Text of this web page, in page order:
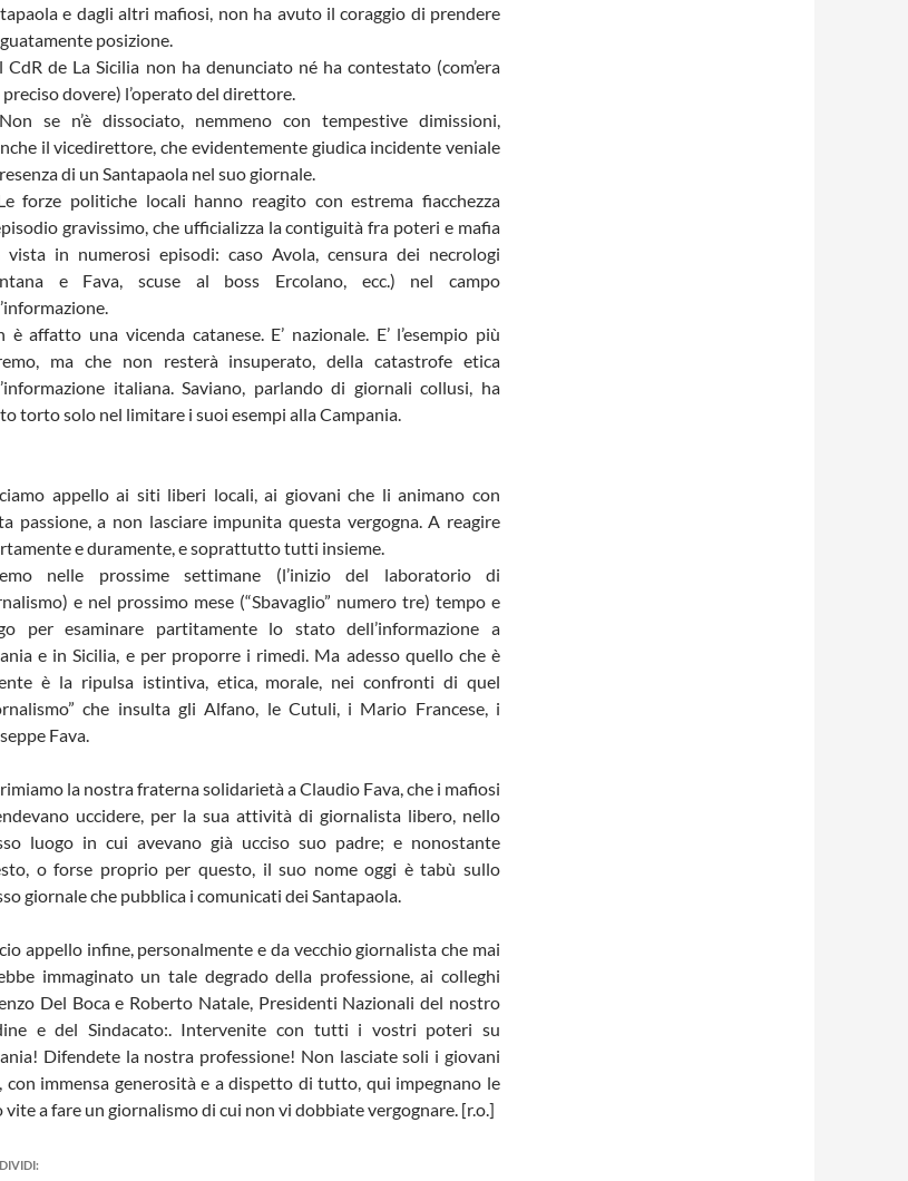
e dagli altri mafiosi, non ha avuto il coraggio di prendere
posizione.
CdR de La Sicilia non ha denunciato né ha contestato (com’era
preciso dovere) l’operato del direttore.
se n’è dissociato, nemmeno con tempestive dimissioni,
il vicedirettore, che evidentemente giudica incidente veniale
di un Santapaola nel suo giornale.
forze politiche locali hanno reagito con estrema fiacchezza
gravissimo, che ufficializza la contiguità fra poteri e mafia
vista in numerosi episodi: caso Avola, censura dei necrologi
e Fava, scuse al boss Ercolano, ecc.) nel campo
è affatto una vicenda catanese. E’ nazionale. E’ l’esempio più
ma che non resterà insuperato, della catastrofe etica
italiana. Saviano, parlando di giornali collusi, ha
torto solo nel limitare i suoi esempi alla Campania.
appello ai siti liberi locali, ai giovani che li animano con
passione, a non lasciare impunita questa vergogna. A reagire
e duramente, e soprattutto tutti insieme.
nelle prossime settimane (l’inizio del laboratorio di
e nel prossimo mese (“Sbavaglio” numero tre) tempo e
per esaminare partitamente lo stato dell’informazione a
e in Sicilia, e per proporre i rimedi. Ma adesso quello che è
è la ripulsa istintiva, etica, morale, nei confronti di quel
che insulta gli Alfano, le Cutuli, i Mario Francese, i
Fava.
la nostra fraterna solidarietà a Claudio Fava, che i mafiosi
uccidere, per la sua attività di giornalista libero, nello
luogo in cui avevano già ucciso suo padre; e nonostante
o forse proprio per questo, il suo nome oggi è tabù sullo
giornale che pubblica i comunicati dei Santapaola.
appello infine, personalmente e da vecchio giornalista che mai
immaginato un tale degrado della professione, ai colleghi
Del Boca e Roberto Natale, Presidenti Nazionali del nostro
e del Sindacato:. Intervenite con tutti i vostri poteri su
Difendete la nostra professione! Non lasciate soli i giovani
con immensa generosità e a dispetto di tutto, qui impegnano le
vite a fare un giornalismo di cui non vi dobbiate vergognare. [r.o.]